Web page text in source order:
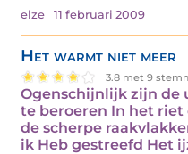
elze 11 februari 2009
Het warmt niet meer
3.8 met 9
Ogenschijnlijk zijn de
te beroeren In het
de scherpe
ik Heb gestreefd Het